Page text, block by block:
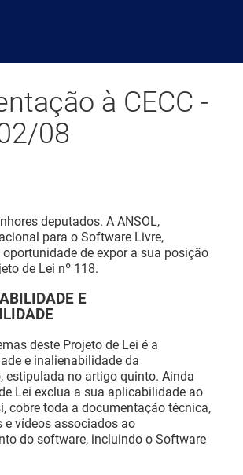
à CECC -
08
deputados. A ANSOL,
para o Software Livre,
oportunidade de expor a sua posição
de Lei nº 118.
E
deste Projeto de Lei é a
e inalienabilidade da
estipulada no artigo quinto. Ainda
Lei exclua a sua aplicabilidade ao
cobre toda a documentação técnica,
e vídeos associados ao
do software, incluindo o Software